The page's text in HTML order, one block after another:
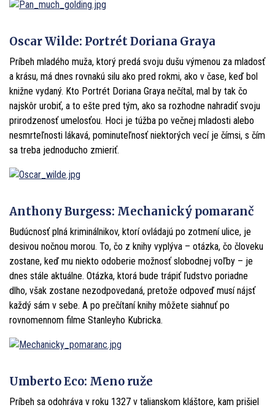
Oscar Wilde: Portrét Doriana Graya
Príbeh mladého muža, ktorý predá svoju dušu výmenou za mladosť
a krásu, má dnes rovnakú silu ako pred rokmi, ako v čase, keď bol
knižne vydaný. Kto Portrét Doriana Graya nečítal, mal by tak čo
najskôr urobiť, a to ešte pred tým, ako sa rozhodne nahradiť svoju
prirodzenosť umelosťou. Hoci je túžba po večnej mladosti alebo
nesmrteľnosti lákavá, pominuteľnosť niektorých vecí je čímsi, s čím
sa treba jednoducho zmieriť.
Anthony Burgess: Mechanický pomaranč
Budúcnosť plná kriminálnikov, ktorí ovládajú po zotmení ulice, je
desivou nočnou morou. To, čo z knihy vyplýva – otázka, čo človeku
zostane, keď mu niekto odoberie možnosť slobodnej voľby – je
dnes stále aktuálne. Otázka, ktorá bude trápiť ľudstvo poriadne
dlho, však zostane nezodpovedaná, pretože odpoveď musí nájsť
každý sám v sebe. A po prečítaní knihy môžete siahnuť po
rovnomennom filme Stanleyho Kubricka.
Umberto Eco: Meno ruže
Príbeh sa odohráva v roku 1327 v talianskom kláštore, kam prišiel